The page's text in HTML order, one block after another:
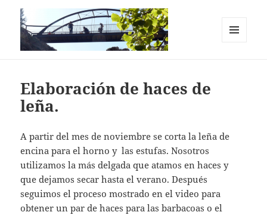
Lobos. La Chimenea de Soria I y II
Elaboración de haces de
leña.
A partir del mes de noviembre se corta la leña de
encina para el horno y las estufas. Nosotros
utilizamos la más delgada que atamos en haces y
que dejamos secar hasta el verano. Después
seguimos el proceso mostrado en el video para
obtener un par de haces para las barbacoas o el